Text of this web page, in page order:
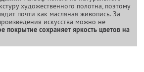
художественного полотна, поэтому
почти как масляная живопись. За
искусства можно не
покрытие сохраняет яркость цветов на